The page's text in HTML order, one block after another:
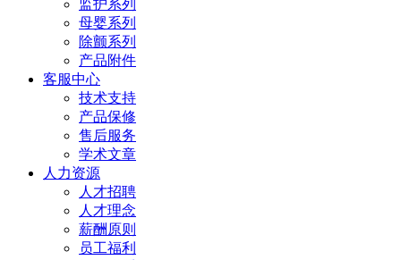
监护系列
母婴系列
除颤系列
产品附件
客服中心
技术支持
产品保修
售后服务
学术文章
人力资源
人才招聘
人才理念
薪酬原则
员工福利